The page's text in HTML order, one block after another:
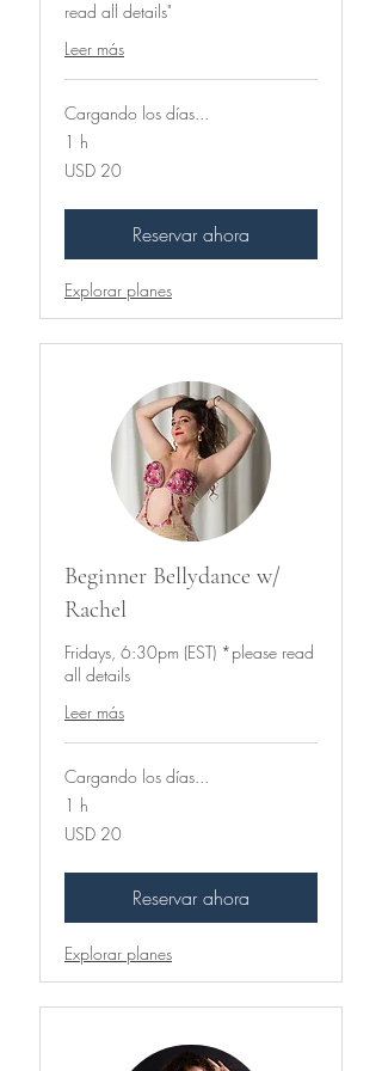
read all details"
Leer más
Cargando los días...
1 h
20
dólares
USD 20
Reservar ahora
Explorar planes
Beginner Bellydance w/
Rachel
Fridays, 6:30pm (EST) *please read
all details
Leer más
Cargando los días...
1 h
20
dólares
USD 20
Reservar ahora
Explorar planes